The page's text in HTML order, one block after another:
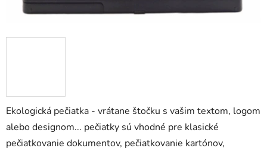
Ekologická pečiatka - vrátane štočku s vašim textom, logom
alebo designom... pečiatky sú vhodné pre klasické
pečiatkovanie dokumentov, pečiatkovanie kartónov,